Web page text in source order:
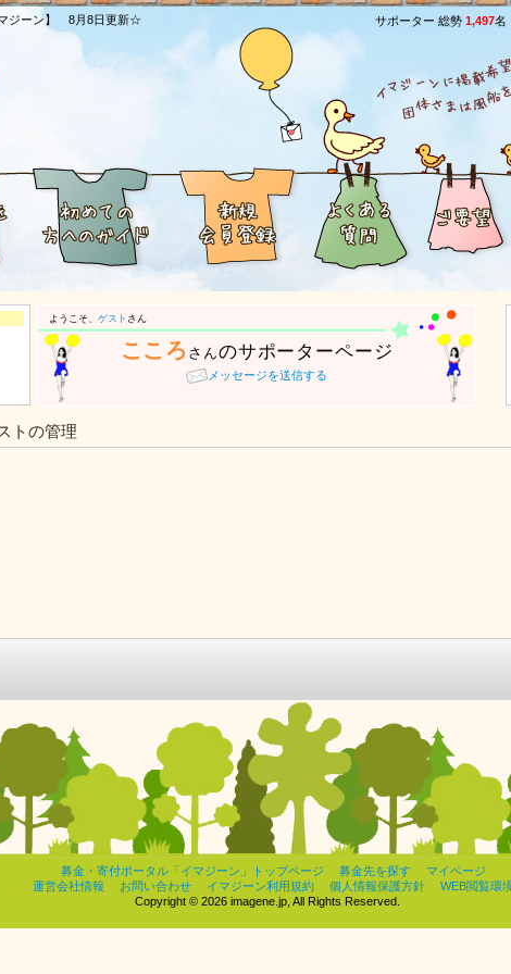
ジーン】 8月8日更新☆ サポーター 総勢 1,497名
ようこそ、 ゲスト さん
こころ さんのサポーターページ
メッセージを送信する
トの管理
募金・寄付ポータル「イマジーン」トップページ 募金先を探す
マイページ
運営会社情報
お問い合わせ イマジーン利用規約 個人情報保護方針
WEB閲覧環
Copyright © 2026 imagene.jp, All Rights Reserved.